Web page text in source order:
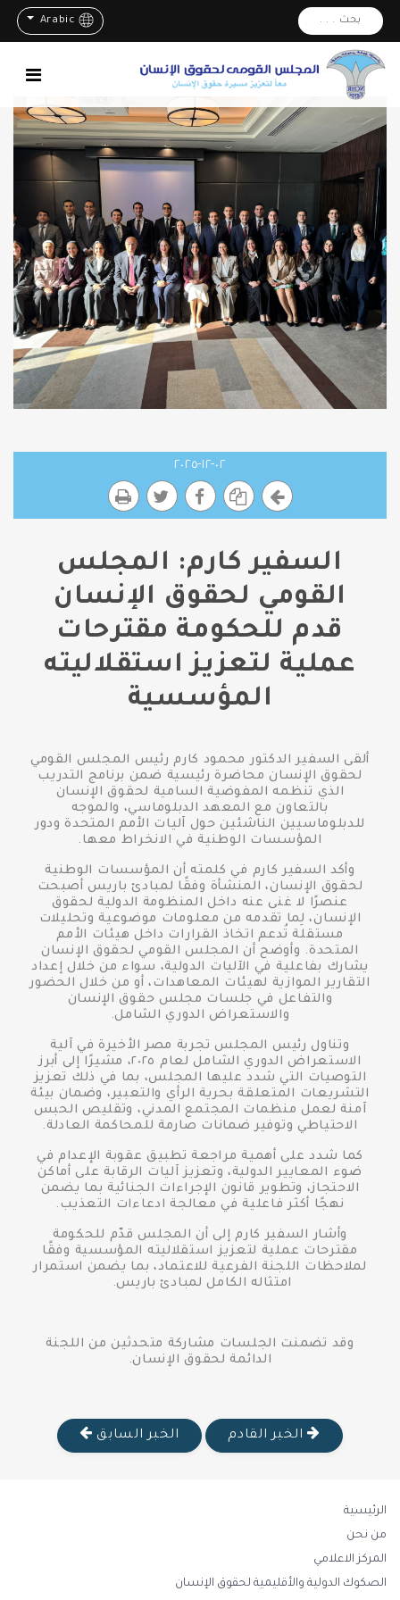
بحث . . . Arabic
٠٢-١٢-٢٠٢٥
السفير كارم: المجلس
القومي لحقوق الإنسان
قدم للحكومة مقترحات
عملية لتعزيز استقلاليته
المؤسسية
ألقى السفير الدكتور محمود كارم رئيس المجلس القومي
لحقوق الإنسان محاضرة رئيسية ضمن برنامج التدريب
الذي تنظمه المفوضية السامية لحقوق الإنسان
بالتعاون مع المعهد الدبلوماسي، والموجه
للدبلوماسيين الناشئين حول آليات الأمم المتحدة ودور
المؤسسات الوطنية في الانخراط معها.
وأكد السفير كارم في كلمته أن المؤسسات الوطنية
لحقوق الإنسان، المنشأة وفقًا لمبادئ باريس أصبحت
عنصرًا لا غنى عنه داخل المنظومة الدولية لحقوق
الإنسان، لِما تقدمه من معلومات موضوعية وتحليلات
مستقلة تُدعم اتخاذ القرارات داخل هيئات الأمم
المتحدة. وأوضح أن المجلس القومي لحقوق الإنسان
يشارك بفاعلية في الآليات الدولية، سواء من خلال إعداد
التقارير الموازية لهيئات المعاهدات، أو من خلال الحضور
والتفاعل في جلسات مجلس حقوق الإنسان
والاستعراض الدوري الشامل.
وتناول رئيس المجلس تجربة مصر الأخيرة في آلية
الاستعراض الدوري الشامل لعام ٢٠٢٥، مشيرًا إلى أبرز
التوصيات التي شدد عليها المجلس، بما في ذلك تعزيز
التشريعات المتعلقة بحرية الرأي والتعبير، وضمان بيئة
آمنة لعمل منظمات المجتمع المدني، وتقليص الحبس
الاحتياطي وتوفير ضمانات صارمة للمحاكمة العادلة.
كما شدد على أهمية مراجعة تطبيق عقوبة الإعدام في
ضوء المعايير الدولية، وتعزيز آليات الرقابة على أماكن
الاحتجاز، وتطوير قانون الإجراءات الجنائية بما يضمن
نهجًا أكثر فاعلية في معالجة ادعاءات التعذيب.
وأشار السفير كارم إلى أن المجلس قدّم للحكومة
مقترحات عملية لتعزيز استقلاليته المؤسسية وفقًا
لملاحظات اللجنة الفرعية للاعتماد، بما يضمن استمرار
امتثاله الكامل لمبادئ باريس.
وقد تضمنت الجلسات مشاركة متحدثين من اللجنة
الدائمة لحقوق الإنسان.
الخبر القادم الخبر السابق
الرئيسية
من نحن
المركز الاعلامي
الصكوك الدولية والأقليمية لحقوق الإنسان